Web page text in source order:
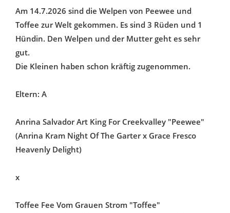
Am 14.7.2026 sind die Welpen von Peewee und
Toffee zur Welt gekommen. Es sind 3 Rüden und 1
Hündin. Den Welpen und der Mutter geht es sehr
gut.
Die Kleinen haben schon kräftig zugenommen.
Eltern: A
Anrina Salvador Art King For Creekvalley "Peewee"
(Anrina Kram Night Of The Garter x Grace Fresco
Heavenly Delight)
x
Toffee Fee Vom Grauen Strom "Toffee"